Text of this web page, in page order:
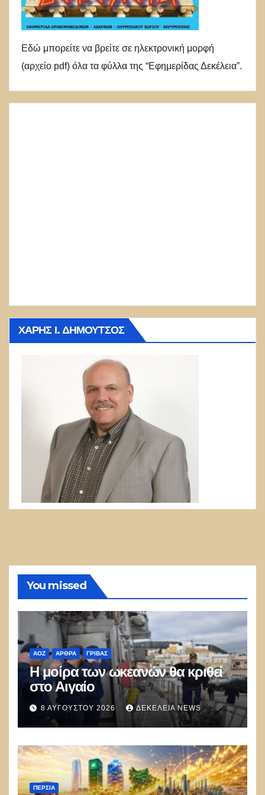
Εδώ μπορείτε να βρείτε σε ηλεκτρονική μορφή
(αρχείο pdf) όλα τα φύλλα της “Εφημερίδας Δεκέλεια”.
ΧΆΡΗΣ Ι. ΔΗΜΟΎΤΣΟΣ
You missed
ΑΟΖ ΑΡΘΡΑ ΓΡΊΒΑΣ
Η μοίρα των ωκεανών θα κριθεί
στο Αιγαίο
8 ΑΥΓΟΎΣΤΟΥ 2026 ΔΕΚΈΛΕΙΑ NEWS
ΠΕΡΣΊΑ